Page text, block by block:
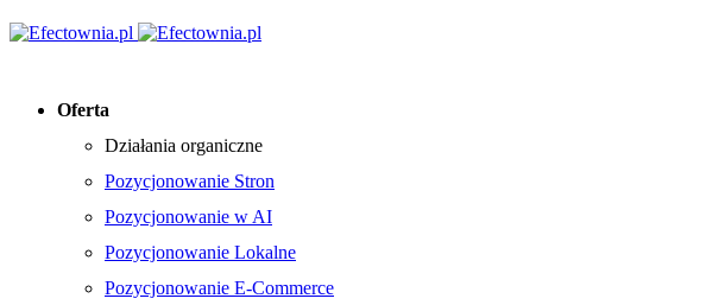
Oferta
Działania organiczne
Pozycjonowanie Stron
Pozycjonowanie w AI
Pozycjonowanie Lokalne
Pozycjonowanie E-Commerce